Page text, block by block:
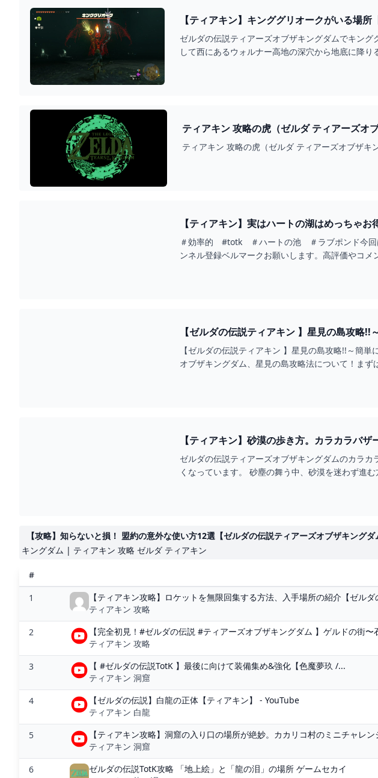
【ティアキン】キンググリオークがいる場
ゼルダの伝説ティアーズオブザキングダムでキン
して西にあるウォルナー高地の深穴から地底に降り
ティアキン 攻略の虎（ゼルダ ティアーズオ
ティアキン 攻略の虎（ゼルダ ティアーズオブザキ
【ティアキン】実はハートの湖はめっちゃ
＃効率的 #totk ＃ハートの池 ＃ラブポンド今回
ンネル登録ベルマークお願いします。高評価やコ
【ゼルダの伝説ティアキン 】星見の島攻略!!
【ゼルダの伝説ティアキン 】星見の島攻略!!～簡
オブザキングダム、星見の島攻略法について！ま
【ティアキン】砂漠の歩き方。カラカラバ
ゼルダの伝説ティアーズオブザキングダムのカラ
くなっています。 砂塵の舞う中、砂漠を迷わず進む
【攻略】知らないと損！ 盟約の意外な使い方12選【ゼルダの伝説ティアーズオブザキング
キングダム | ティアキン 攻略 ゼルダ ティアキン
#
1
【ティアキン攻略】ロケットを無限回集する方法、入手場所の紹介【ゼルダ
ティアキン 攻略
2
【完全初見！#ゼルダの伝説 #ティアーズオブザキングダム 】ゲルドの街〜
ティアキン 攻略
3
【 #ゼルダの伝説TotK 】最後に向けて装備集め&強化【色魔夢玖 /...
ティアキン 洞窟
4
【ゼルダの伝説】白龍の正体【ティアキン】 - YouTube
ティアキン 白龍
5
【ティアキン攻略】洞窟の入り口の場所が絶妙。カカリコ村のミニチャレ
ティアキン 洞窟
6
ゼルダの伝説TotK攻略 「地上絵」と「龍の泪」の場所 ゲームセカイ